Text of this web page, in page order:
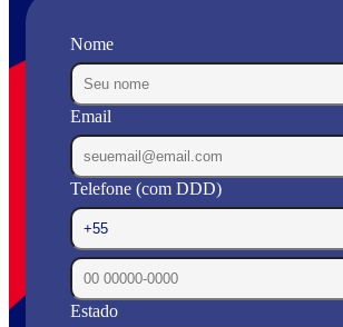
Nome
Email
Telefone (com DDD)
Estado